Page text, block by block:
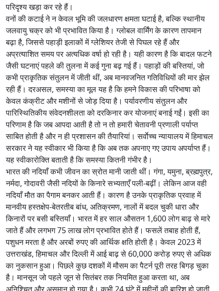
परिदृश्य खड़ा कर रहे हैं।
वनों की कटाई ने न केवल भूमि की जलधारण क्षमता घटाई है, बल्कि स्थानीय
जलवायु चक्र को भी प्रभावित किया है। ग्लोबल वार्मिंग के कारण तापमान
बढ़ा है, जिससे पहाड़ी इलाकों में ग्लेशियर तेजी से पिघल रहे हैं और
अप्रत्याशित समय पर अत्यधिक वर्षा हो रही है। यही कारण है कि बादल फटने
जैसी घटनाएं पहले की तुलना में कई गुना बढ़ गई हैं। पहाड़ों की बस्तियां, जो
कभी प्राकृतिक संतुलन में जीती थीं, अब मानवजनित गतिविधियों की मार झेल
रही हैं। दरअसल, समस्या का मूल यह है कि हमने विकास की परिभाषा को
केवल कंक्रीट और मशीनों से जोड़ दिया है। पर्यावरणीय संतुलन और
पारिस्थितिकीय संवेदनशीलता को दरकिनार कर योजनाएं बनाई गईं। इसी का
परिणाम है कि जब आपदा आती है तो न तो हमारी चेतावनी प्रणाली पर्याप्त
साबित होती है और न ही प्रशासन की तैयारियां। सर्वाेच्च न्यायालय में हिमाचल
सरकार ने यह स्वीकार भी किया है कि अब तक अपनाए गए उपाय अपर्याप्त हैं।
यह स्वीकारोक्ति बताती है कि समस्या कितनी गंभीर है।
भारत की नदियाँ कभी जीवन का स्रोत मानी जाती थीं। गंगा, यमुना, ब्रह्मपुत्र,
नर्मदा, गोदावरी जैसी नदियों के किनारे सभ्यताएँ पली-बढ़ीं। लेकिन आज वही
नदियाँ मौत का पैगाम बनकर आती हैं। कारण है उनके प्राकृतिक प्रवाह में
मानवीय हस्तक्षेप-बेतरतीब बांध, अतिक्रमण, नालों में बदल चुकी धारा और
किनारों पर बसी बस्तियाँ। भारत में हर साल औसतन 1,600 लोग बाढ़ से मारे
जाते हैं और लगभग 75 लाख लोग प्रभावित होते हैं। फसलें तबाह होती हैं,
पशुधन मरता है और अरबों रुपए की आर्थिक क्षति होती है। केवल 2023 में
उत्तराखंड, हिमाचल और दिल्ली में आई बाढ़ से 60,000 करोड़ रुपए से अधिक
का नुकसान हुआ। पिछले कुछ दशकों में मौसम का पैटर्न पूरी तरह बिगड़ चुका
है। मानसून जो पहले जून से सितंबर तक नियमित हुआ करता था, अब